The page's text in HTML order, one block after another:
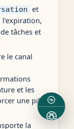
et
tâches et
le canal
et les
une pile
la